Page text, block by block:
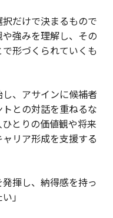
だけで決まるもので
強みを理解し、その
形づくられていくも
、アサインに候補者
との対話を重ねるな
とりの価値観や将来
リア形成を支援する
発揮し、納得感を持っ
」